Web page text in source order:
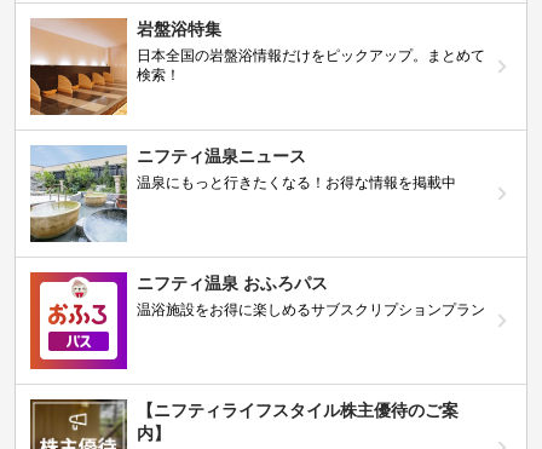
岩盤浴特集
日本全国の岩盤浴情報だけをピックアップ。まとめて
検索！
ニフティ温泉ニュース
温泉にもっと行きたくなる！お得な情報を掲載中
ニフティ温泉 おふろパス
温浴施設をお得に楽しめるサブスクリプションプラン
【ニフティライフスタイル株主優待のご案
内】